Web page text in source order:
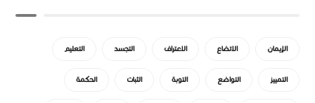
الإيمان الاتضاع الاعتراف التجسد التعليم
التمييز التواضع التوبة الثبات الحكمة